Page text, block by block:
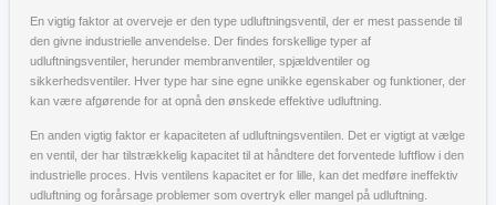
En vigtig faktor at overveje er den type udluftningsventil, der er mest passende til
den givne industrielle anvendelse. Der findes forskellige typer af
udluftningsventiler, herunder membranventiler, spjældventiler og
sikkerhedsventiler. Hver type har sine egne unikke egenskaber og funktioner, der
kan være afgørende for at opnå den ønskede effektive udluftning.
En anden vigtig faktor er kapaciteten af udluftningsventilen. Det er vigtigt at vælge
en ventil, der har tilstrækkelig kapacitet til at håndtere det forventede luftflow i den
industrielle proces. Hvis ventilens kapacitet er for lille, kan det medføre ineffektiv
udluftning og forårsage problemer som overtryk eller mangel på udluftning.